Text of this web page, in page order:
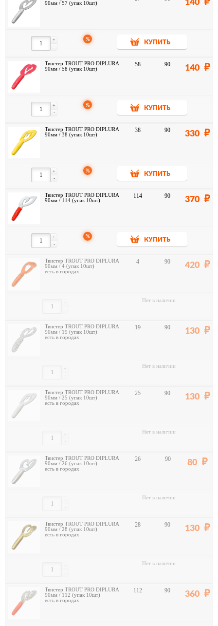
90мм / 57 (упак 10шт)
140
-
+ %
КУПИТЬ
Твистер TROUT PRO DIPLURA
90мм / 58 (упак 10шт)
58 90 140
-
+ %
КУПИТЬ
Твистер TROUT PRO DIPLURA
90мм / 38 (упак 10шт)
38 90 330
-
+ %
КУПИТЬ
Твистер TROUT PRO DIPLURA
90мм / 114 (упак 10шт)
114 90 370
-
+ %
КУПИТЬ
Твистер TROUT PRO DIPLURA
90мм / 4 (упак 10шт)
есть в городах
4 90 420
-
+ Нет в наличии
Твистер TROUT PRO DIPLURA
90мм / 19 (упак 10шт)
есть в городах
19 90 130
-
+ Нет в наличии
Твистер TROUT PRO DIPLURA
90мм / 25 (упак 10шт)
есть в городах
25 90 130
-
+ Нет в наличии
Твистер TROUT PRO DIPLURA
90мм / 26 (упак 10шт)
есть в городах
26 90 80
-
+ Нет в наличии
Твистер TROUT PRO DIPLURA
90мм / 28 (упак 10шт)
есть в городах
28 90 130
-
+ Нет в наличии
Твистер TROUT PRO DIPLURA
90мм / 112 (упак 10шт)
есть в городах
112 90 360